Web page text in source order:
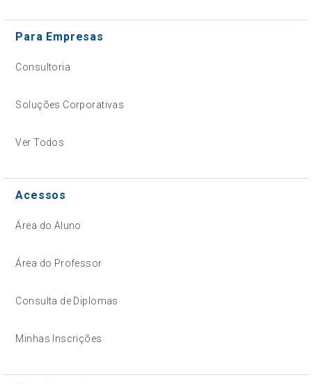
Para Empresas
Consultoria
Soluções Corporativas
Ver Todos
Acessos
Área do Aluno
Área do Professor
Consulta de Diplomas
Minhas Inscrições